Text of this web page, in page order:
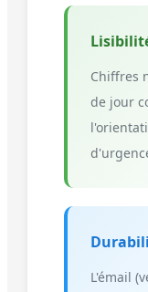
Chiffres
de jour
L'émail